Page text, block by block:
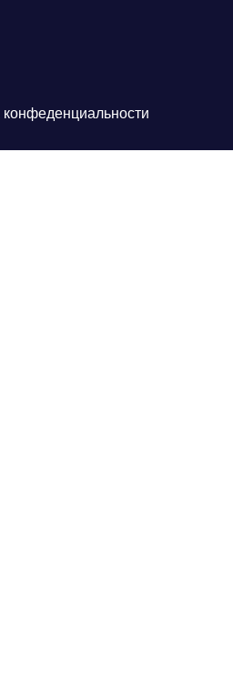
конфеденциальности